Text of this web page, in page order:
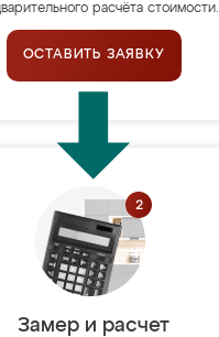
расчёта стоимости.
ОСТАВИТЬ ЗАЯВКУ
Замер и расчет